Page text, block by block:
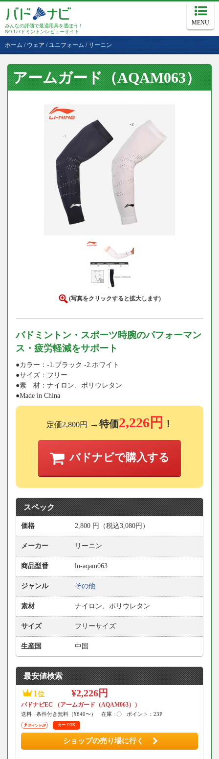
みんなの評価で最適用具を選ぼう！
NO.1バドミントンレビューサイト
MENU
ホーム / ウェア / ユニフォーム / リーニン
アームガード（AQAM063）
(写真をクリックすると拡大します)
バドミントン・スポーツ時腕のパフォーマン
ス・疲労軽減をサポート
●カラー：-1.ブラック -2.ホワイト
●サイズ：フリー
●素 材：ナイロン、ポリウレタン
●Made in China
定価2,800円 →特価2,226円 ！
バドナビで購入する
スペック
価格 2,800 円 （税込3,080円）
メーカー リーニン
商品型番 ln-aqam063
ジャンル その他
素材 ナイロン、ポリウレタン
サイズ フリーサイズ
生産国 中国
最安値検索
1 位 ¥2,226円
バドナビEC （アームガード（AQAM063））
送料 : 条件付き無料（¥840〜） 在庫 : 〇 ポイント：23P
カードOK
ショップの売り場に行く